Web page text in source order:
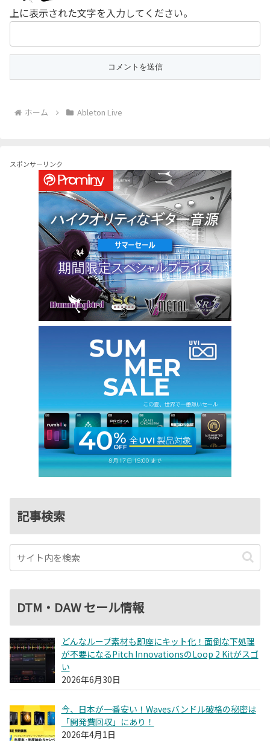
上に表示された文字を入力してください。
ホーム Ableton Live
スポンサーリンク
記事検索
DTM・DAW セール情報
どんなループ素材も即座にキット化！面倒な下処理
が不要になるPitch InnovationsのLoop 2 Kitがスゴ
い
2026年6月30日
今、日本が一番安い！Wavesバンドル破格の秘密は
「開発費回収」にあり！
2026年4月1日